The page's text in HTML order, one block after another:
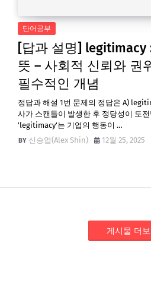
단어공부
[답과 설명] legitimacy
뜻 – 사회적 신뢰와 권
필수적인 개념
정답과 해설 1번 문제의 정답은 A)
사가 스캔들이 발생한 후 정당성이 도
'legitimacy'는 기업의 행동이 …
신승엽(Alex Shin)
12월 25, 2025
게시물 더